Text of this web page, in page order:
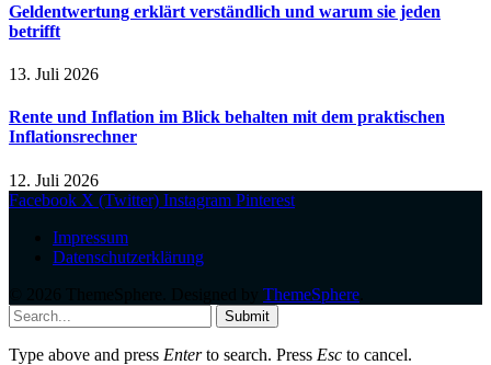
Geldentwertung erklärt verständlich und warum sie jeden
betrifft
13. Juli 2026
Rente und Inflation im Blick behalten mit dem praktischen
Inflationsrechner
12. Juli 2026
Facebook X (Twitter) Instagram Pinterest
Impressum
Datenschutzerklärung
ThemeSphere
Submit
Type above and press Enterto search. Press Esc to cancel.